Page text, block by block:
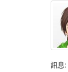
訊息: